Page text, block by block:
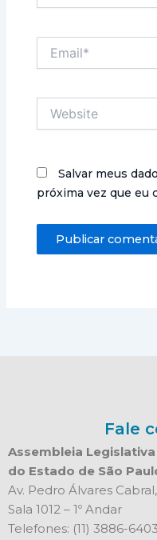
Salvar meus
próxima vez que eu
Fale
Assembleia Legislativa
do Estado de São
Av. Pedro Álvares Cabral,
Sala 1012 – 1º Andar
Telefones: (11) 3886-